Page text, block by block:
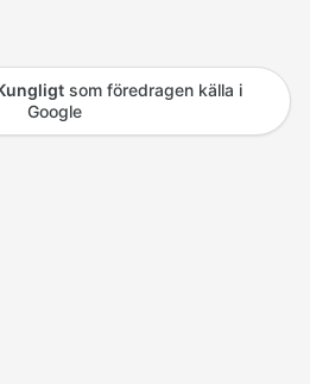
som föredragen källa i
Google